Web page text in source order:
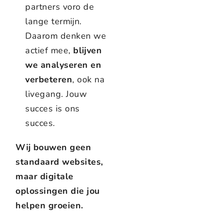
partners voro de
lange termijn.
Daarom denken we
actief mee, blijven
we analyseren en
verbeteren, ook na
livegang. Jouw
succes is ons
succes.
Wij bouwen geen
standaard websites,
maar digitale
oplossingen die jou
helpen groeien.